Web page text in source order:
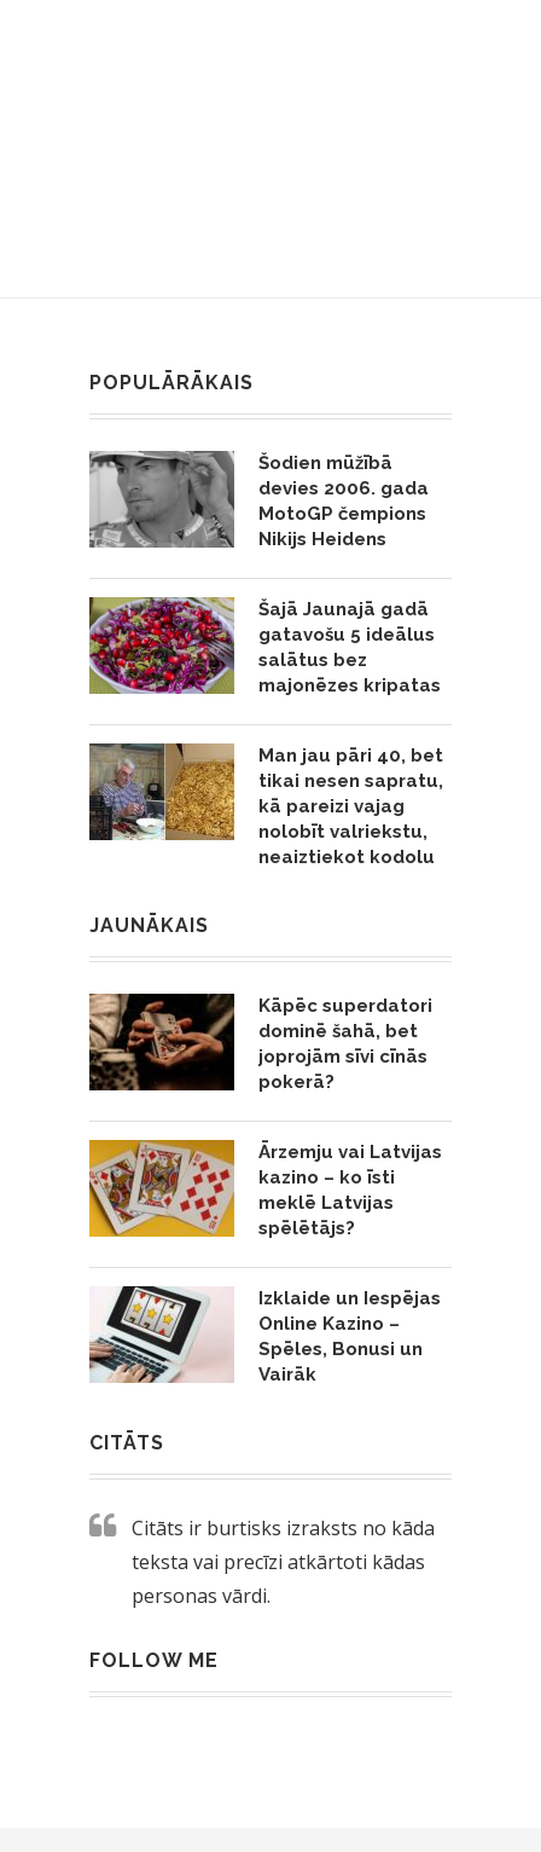
POPULĀRĀKAIS
Šodien mūžībā
devies 2006. gada
MotoGP čempions
Nikijs Heidens
Šajā Jaunajā gadā
gatavošu 5 ideālus
salātus bez
majonēzes kripatas
Man jau pāri 40, bet
tikai nesen sapratu,
kā pareizi vajag
nolobīt valriekstu,
neaiztiekot kodolu
JAUNĀKAIS
Kāpēc superdatori
dominē šahā, bet
joprojām sīvi cīnās
pokerā?
Ārzemju vai Latvijas
kazino – ko īsti
meklē Latvijas
spēlētājs?
Izklaide un Iespējas
Online Kazino –
Spēles, Bonusi un
Vairāk
CITĀTS
Citāts ir burtisks izraksts no kāda
teksta vai precīzi atkārtoti kādas
personas vārdi.
FOLLOW ME